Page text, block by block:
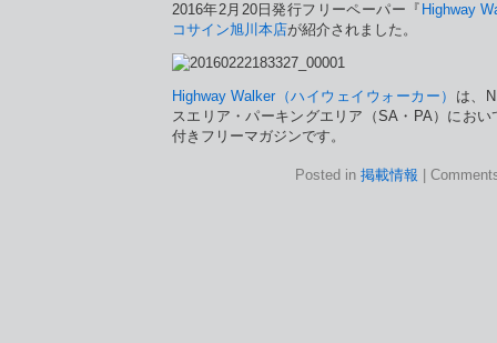
2016年2月20日発行フリーペーパー『 Highway
コサイン旭川本店が紹介されました。
Highway Walker（ハイウェイウォーカー） は、
スエリア・パーキングエリア（SA・PA）にお
付きフリーマガジンです。
Posted in 掲載情報